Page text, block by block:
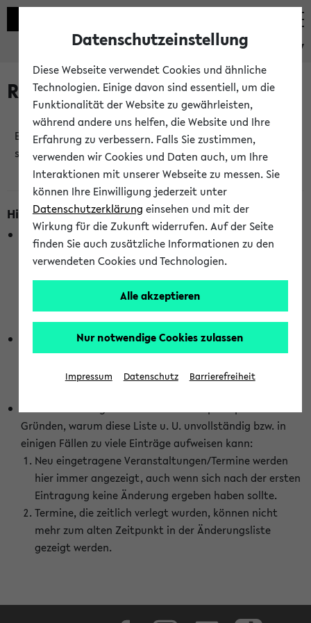
eKVV
Raumänderungen
Es wurden keine Raumänderungen an jetzt
stattfindenden Veranstaltungen gefunden!
Hinweise zur Liste der Raumänderungen
In dieser Liste werden nur Veranstaltungstermine
berücksichtigt, die gerade oder innerhalb der nächsten 2
Stunden stattfinden. Berücksichtigt werden nur Termine,
wurden. Die Anzeige ist semesterübergreifend und nicht
abhängig vom im eKVV gewählten Semester.
Die hier gezeigte Liste von Raumänderungen kann nur
vollständig sein, wenn den Fakultäten von den Lehrenden
die Änderungen zeitnah mitgeteilt und diese Änderungen
Gründen, warum diese Liste u. U. unvollständig bzw. in
einigen Fällen zu viele Einträge aufweisen kann:
Neu eingetragene Veranstaltungen/Termine werden
hier immer angezeigt, auch wenn sich nach der ersten
Eintragung keine Änderung ergeben haben sollte.
Termine, die zeitlich verlegt wurden, können nicht
mehr zum alten Zeitpunkt in der Änderungsliste
gezeigt werden.
Datenschutzeinstellung
Diese Webseite verwendet Cookies und ähnliche
Technologien. Einige davon sind essentiell, um die
Funktionalität der Website zu gewährleisten,
während andere uns helfen, die Website und Ihre
Erfahrung zu verbessern. Falls Sie zustimmen,
verwenden wir Cookies und Daten auch, um Ihre
Interaktionen mit unserer Webseite zu messen. Sie
können Ihre Einwilligung jederzeit unter
Datenschutzerklärung einsehen und mit der
Wirkung für die Zukunft widerrufen. Auf der Seite
finden Sie auch zusätzliche Informationen zu den
verwendeten Cookies und Technologien.
Alle akzeptieren
Nur notwendige Cookies zulassen
Impressum Datenschutz Barrierefreiheit